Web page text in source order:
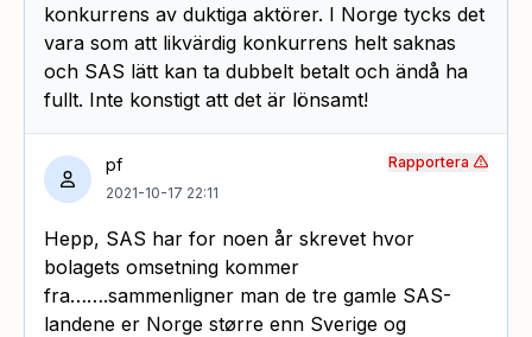
konkurrens av duktiga aktörer. I Norge tycks det
vara som att likvärdig konkurrens helt saknas
och SAS lätt kan ta dubbelt betalt och ändå ha
fullt. Inte konstigt att det är lönsamt!
pf
2021-10-17 22:11
Hepp, SAS har for noen år skrevet hvor
bolagets omsetning kommer
fra…….sammenligner man de tre gamle SAS-
landene er Norge større enn Sverige og
Rapportera